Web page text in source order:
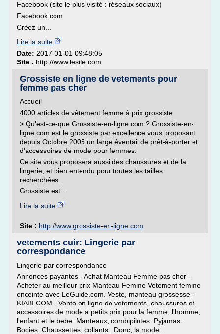
Facebook (site le plus visité : réseaux sociaux)
Facebook.com
Créez un...
Lire la suite
Date: 2017-01-01 09:48:05
Site : http://www.lesite.com
Grossiste en ligne de vetements pour
femme pas cher
Accueil
4000 articles de vêtement femme à prix grossiste
> Qu'est-ce-que Grossiste-en-ligne.com ? Grossiste-en-
ligne.com est le grossiste par excellence vous proposant
depuis Octobre 2005 un large éventail de prêt-à-porter et
d'accessoires de mode pour femmes.
Ce site vous proposera aussi des chaussures et de la
lingerie, et bien entendu pour toutes les tailles
recherchées.
Grossiste est...
Lire la suite
Site : http://www.grossiste-en-ligne.com
vetements cuir: Lingerie par
correspondance
Lingerie par correspondance
Annonces payantes - Achat Manteau Femme pas cher -
Acheter au meilleur prix Manteau Femme Vetement femme
enceinte avec LeGuide.com. Veste, manteau grossesse -
KIABI.COM - Vente en ligne de vetements, chaussures et
accessoires de mode a petits prix pour la femme, l'homme,
l'enfant et le bebe. Manteaux, combipilotes. Pyjamas.
Bodies. Chaussettes, collants.. Donc, la mode...